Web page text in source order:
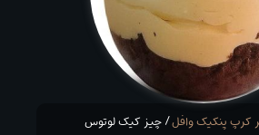
کرپ پنکیک وافل/ چیز کیک لوتوس